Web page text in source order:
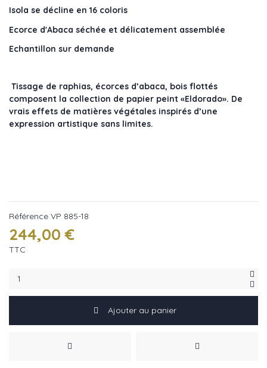
Isola se décline en 16 coloris
Ecorce d'Abaca séchée et délicatement assemblée
Echantillon sur demande
Tissage de raphias, écorces d’abaca, bois flottés
composent la collection de papier peint «Eldorado». De
vrais effets de matières végétales inspirés d’une
expression artistique sans limites.
Référence VP 885-18
244,00 €
TTC
Ajouter au panier